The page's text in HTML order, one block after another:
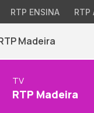
RTP ENSINA RTP
Madeira
TV
RTP Madeira